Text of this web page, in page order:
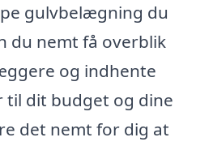
gulvbelægning du
du nemt få overblik
og indhente
til dit budget og dine
det nemt for dig at